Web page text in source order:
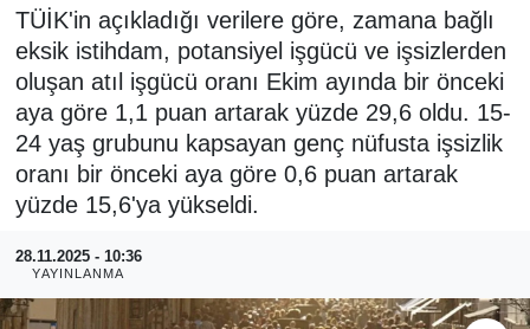
TÜİK'in açıkladığı verilere göre, zamana bağlı
eksik istihdam, potansiyel işgücü ve işsizlerden
oluşan atıl işgücü oranı Ekim ayında bir önceki
aya göre 1,1 puan artarak yüzde 29,6 oldu. 15-
24 yaş grubunu kapsayan genç nüfusta işsizlik
oranı bir önceki aya göre 0,6 puan artarak
yüzde 15,6'ya yükseldi.
28.11.2025 - 10:36
YAYINLANMA
SİYASET
SPOR
ASAYİŞ
RESMİ REKLAM
Tüm Manşetler
Son Dakika Haberleri
Haber Arşivi